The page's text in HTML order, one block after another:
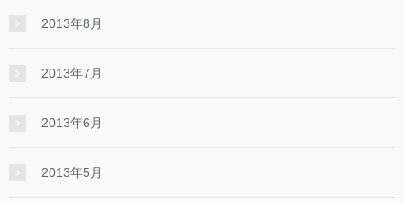
2013年8月
2013年7月
2013年6月
2013年5月